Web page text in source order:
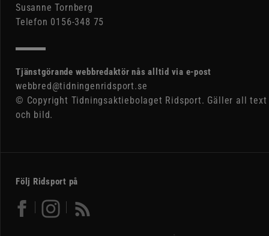
Susanne Tornberg
Telefon 0156-348 75
Tjänstgörande webbredaktör nås alltid via e-post
webbred@tidningenridsport.se
© Copyright Tidningsaktiebolaget Ridsport. Gäller all text
och bild.
Följ Ridsport på